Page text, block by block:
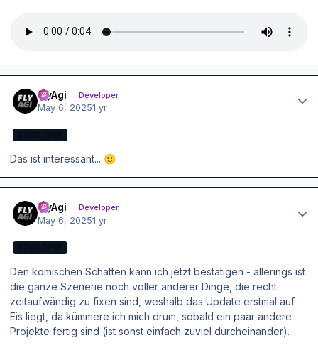
FlyAgi Developer
May 6, 20251 yr
Das ist interessant... 🙂
FlyAgi Developer
May 6, 20251 yr
Den komischen Schatten kann ich jetzt bestätigen - allerings ist
die ganze Szenerie noch voller anderer Dinge, die recht
zeitaufwändig zu fixen sind, weshalb das Update erstmal auf
Eis liegt, da kümmere ich mich drum, sobald ein paar andere
Projekte fertig sind (ist sonst einfach zuviel durcheinander).